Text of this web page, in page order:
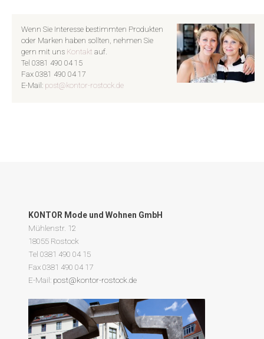
Wenn Sie Interesse bestimmten Produkten
oder Marken haben sollten, nehmen Sie
gern mit uns Kontakt auf.
Tel 0381 490 04 15
Fax 0381 490 04 17
E-Mail: post@kontor-rostock.de
KONTOR Mode und Wohnen GmbH
Mühlenstr. 12
18055 Rostock
Tel 0381 490 04 15
Fax 0381 490 04 17
E-Mail: post@kontor-rostock.de